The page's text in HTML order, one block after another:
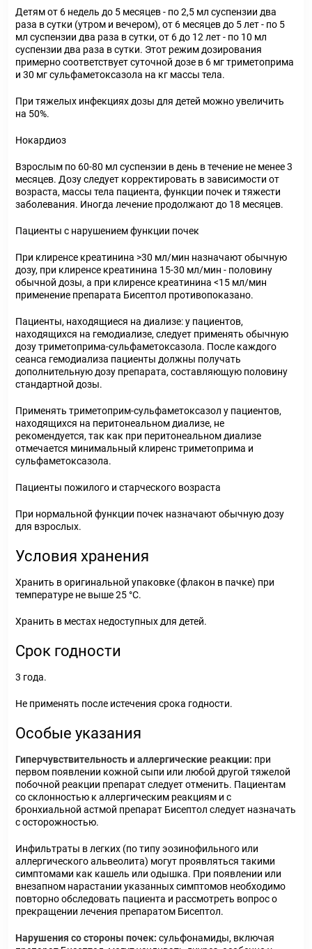
Детям от 6 недель до 5 месяцев - по 2,5 мл суспензии два
раза в сутки (утром и вечером), от 6 месяцев до 5 лет - по 5
мл суспензии два раза в сутки, от 6 до 12 лет - по 10 мл
суспензии два раза в сутки. Этот режим дозирования
примерно соответствует суточной дозе в 6 мг триметоприма
и 30 мг сульфаметоксазола на кг массы тела.
При тяжелых инфекциях дозы для детей можно увеличить
на 50%.
Нокардиоз
Взрослым по 60-80 мл суспензии в день в течение не менее 3
месяцев. Дозу следует корректировать в зависимости от
возраста, массы тела пациента, функции почек и тяжести
заболевания. Иногда лечение продолжают до 18 месяцев.
Пациенты с нарушением функции почек
При клиренсе креатинина >30 мл/мин назначают обычную
дозу, при клиренсе креатинина 15-30 мл/мин - половину
обычной дозы, а при клиренсе креатинина <15 мл/мин
применение препарата Бисептол противопоказано.
Пациенты, находящиеся на диализе: у пациентов,
находящихся на гемодиализе, следует применять обычную
дозу триметоприма-сульфаметоксазола. После каждого
сеанса гемодиализа пациенты должны получать
дополнительную дозу препарата, составляющую половину
стандартной дозы.
Применять триметоприм-сульфаметоксазол у пациентов,
находящихся на перитонеальном диализе, не
рекомендуется, так как при перитонеальном диализе
отмечается минимальный клиренс триметоприма и
сульфаметоксазола.
Пациенты пожилого и старческого возраста
При нормальной функции почек назначают обычную дозу
для взрослых.
Условия хранения
Хранить в оригинальной упаковке (флакон в пачке) при
температуре не выше 25 °С.
Хранить в местах недоступных для детей.
Срок годности
3 года.
Не применять после истечения срока годности.
Особые указания
Гиперчувствительность и аллергические реакции: при
первом появлении кожной сыпи или любой другой тяжелой
побочной реакции препарат следует отменить. Пациентам
со склонностью к аллергическим реакциям и с
бронхиальной астмой препарат Бисептол следует назначать
с осторожностью.
Инфильтраты в легких (по типу эозинофильного или
аллергического альвеолита) могут проявляться такими
симптомами как кашель или одышка. При появлении или
внезапном нарастании указанных симптомов необходимо
повторно обследовать пациента и рассмотреть вопрос о
прекращении лечения препаратом Бисептол.
Нарушения со стороны почек: сульфонамиды, включая